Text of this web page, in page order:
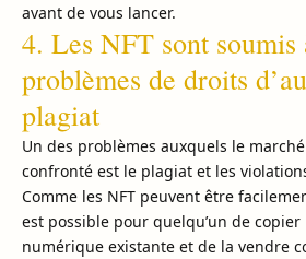
avant de vous lancer.
4. Les NFT sont soumis
problèmes de droits
plagiat
Un des problèmes auxquels le
confronté est le plagiat et les
Comme les NFT peuvent être
est possible pour quelqu’un de
numérique existante et de la vendre